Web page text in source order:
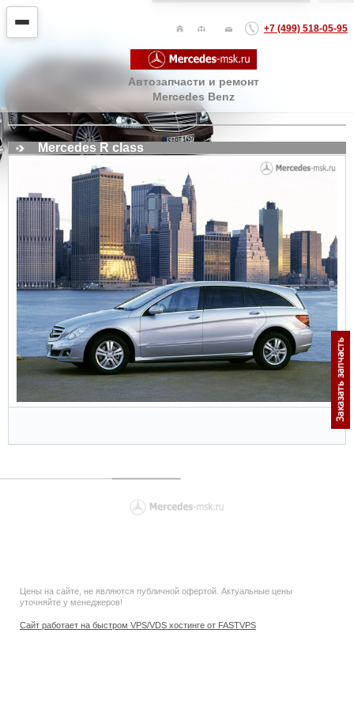
+7 (499) 518-05-95
Автозапчасти и ремонт
Mercedes Benz
Mercedes R class
Цены на сайте, не являются публичной офертой. Актуальные цены
уточняйте у менеджеров!
Сайт работает на быстром VPS/VDS хостинге от FASTVPS